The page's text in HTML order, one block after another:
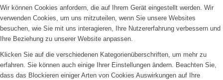
Wir können Cookies anfordern, die auf Ihrem Gerät eingestellt werden. Wir
verwenden Cookies, um uns mitzuteilen, wenn Sie unsere Websites
besuchen, wie Sie mit uns interagieren, Ihre Nutzererfahrung verbessern und
Ihre Beziehung zu unserer Website anpassen.
Klicken Sie auf die verschiedenen Kategorienüberschriften, um mehr zu
erfahren. Sie können auch einige Ihrer Einstellungen ändern. Beachten Sie,
dass das Blockieren einiger Arten von Cookies Auswirkungen auf Ihre